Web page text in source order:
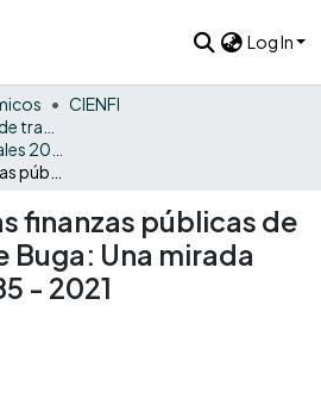
Log In
CIENFI
finanzas públicas de
Buga: Una mirada
- 2021